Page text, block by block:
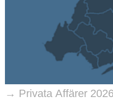
→ Privata Affärer